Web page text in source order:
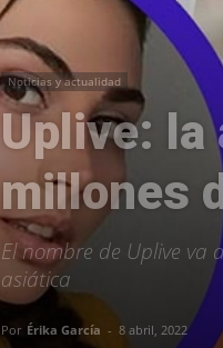
Noticias y actualidad
Uplive: la
millones
El nombre de Uplive va
asiática
Por Érika García - 8 abril, 2022